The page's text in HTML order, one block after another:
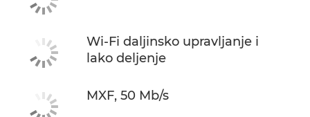
Wi-Fi daljinsko upravljanje i
lako deljenje
MXF, 50 Mb/s